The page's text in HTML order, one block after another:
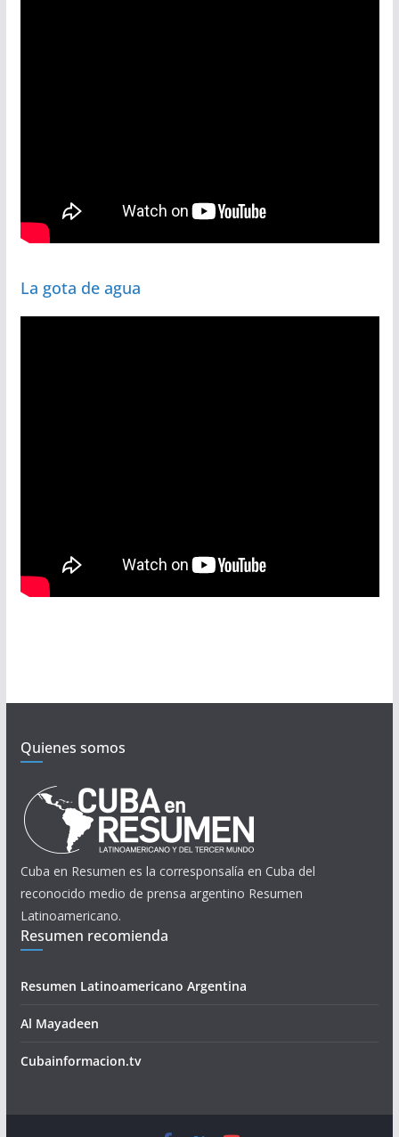
La gota de agua
Quienes somos
Cuba en Resumen es la corresponsalía en Cuba del
reconocido medio de prensa argentino Resumen
Latinoamericano.
Resumen recomienda
Resumen Latinoamericano Argentina
Al Mayadeen
Cubainformacion.tv